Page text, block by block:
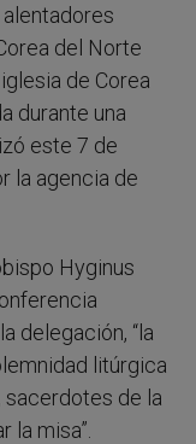
del Norte
de Corea
durante una
este 7 de
la agencia de
Hyginus
delegación, “la
litúrgica
sacerdotes de la
misa”.